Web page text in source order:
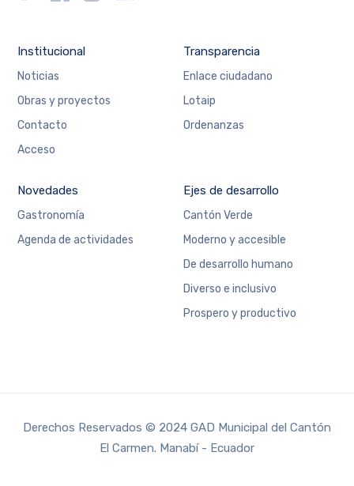
Institucional
Noticias
Obras y proyectos
Contacto
Acceso
Transparencia
Enlace ciudadano
Lotaip
Ordenanzas
Novedades
Gastronomía
Agenda de actividades
Ejes de desarrollo
Cantón Verde
Moderno y accesible
De desarrollo humano
Diverso e inclusivo
Prospero y productivo
Derechos Reservados © 2024 GAD Municipal del Cantón
El Carmen. Manabí - Ecuador